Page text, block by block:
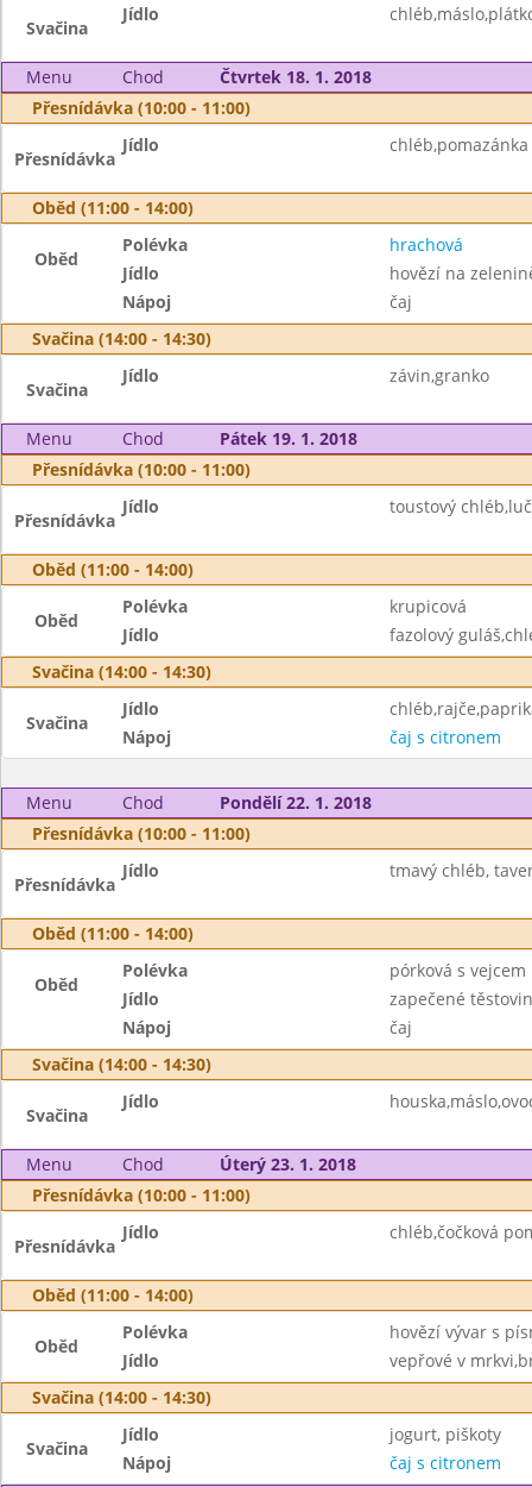
Svačina
Jídlo
Menu Chod
Čtvrtek 18. 1. 2018
Přesnídávka (10:00 - 11:00)
Přesnídávka
Jídlo
Oběd (11:00 - 14:00)
Oběd
Polévka
hrachová
Jídlo
hovězí na
Nápoj
čaj
Svačina (14:00 - 14:30)
Svačina
Jídlo závin,granko
Menu Chod
Pátek 19. 1. 2018
Přesnídávka (10:00 - 11:00)
Přesnídávka
Jídlo toustový
Oběd (11:00 - 14:00)
Oběd
Polévka
krupicová
Jídlo
fazolový
Svačina (14:00 - 14:30)
Svačina
Jídlo
Nápoj
čaj s citronem
Menu Chod
Pondělí 22. 1. 2018
Přesnídávka (10:00 - 11:00)
Přesnídávka
Jídlo tmavý chléb,
Oběd (11:00 - 14:00)
Oběd
Polévka
pórková s vejcem
Jídlo
zapečené
Nápoj
čaj
Svačina (14:00 - 14:30)
Svačina
Jídlo
Menu Chod
Úterý 23. 1. 2018
Přesnídávka (10:00 - 11:00)
Přesnídávka
Jídlo chléb,čočková
Oběd (11:00 - 14:00)
Oběd
Polévka
hovězí vývar s
Jídlo
vepřové v
Svačina (14:00 - 14:30)
Svačina
Jídlo
jogurt, piškoty
Nápoj
čaj s citronem